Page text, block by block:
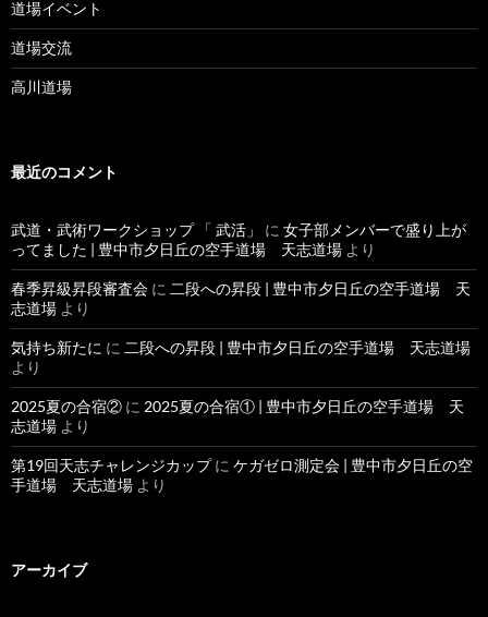
道場イベント
道場交流
高川道場
最近のコメント
武道・武術ワークショップ 「 武活」 に 女子部メンバーで盛り上が
ってました | 豊中市夕日丘の空手道場 天志道場 より
春季昇級昇段審査会 に 二段への昇段 | 豊中市夕日丘の空手道場 天
志道場 より
気持ち新たに に 二段への昇段 | 豊中市夕日丘の空手道場 天志道場
より
2025夏の合宿② に 2025夏の合宿① | 豊中市夕日丘の空手道場 天
志道場 より
第19回天志チャレンジカップに ケガゼロ測定会 | 豊中市夕日丘の空
手道場 天志道場 より
アーカイブ